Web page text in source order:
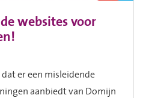
websites voor
er een misleidende
aanbiedt van Domijn